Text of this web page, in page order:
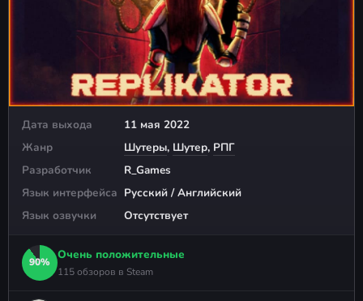
Дата выхода
11 мая 2022
Жанр
Шутеры, Шутер, РПГ
Разработчик
R_Games
Язык интерфейса Русский / Английский
Язык озвучки
Отсутствует
90%
Очень положительные
115 обзоров в Steam